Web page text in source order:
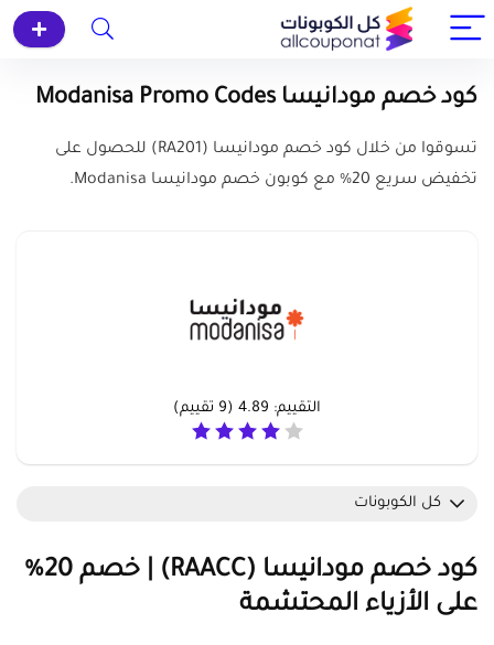
كود خصم مودانيسا Modanisa Promo Codes
تسوقوا من خلال كود خصم مودانيسا (RA201) للحصول على
تخفيض سريع 20% مع كوبون خصم مودانيسا Modanisa.
التقييم: 4.89
(
9 تقييم)
كل الكوبونات
كود خصم مودانيسا (RAACC)
| خصم 20%
على الأزياء المحتشمة